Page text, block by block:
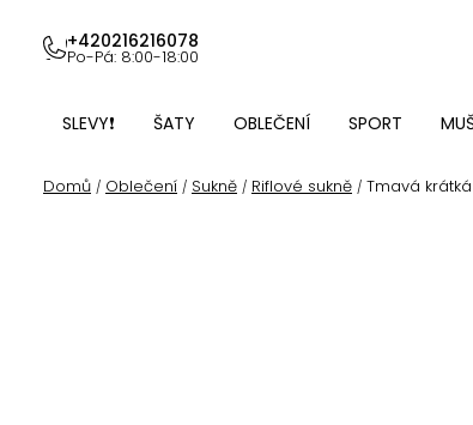
obsah
+420216216078
Po-Pá: 8:00-18:00
SLEVY❗ ŠATY OBLEČENÍ SPORT
Domů / Oblečení / Sukně / Riflové sukně / Tmavá